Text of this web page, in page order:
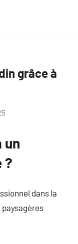
grâce à
un
?
dans la
paysagères